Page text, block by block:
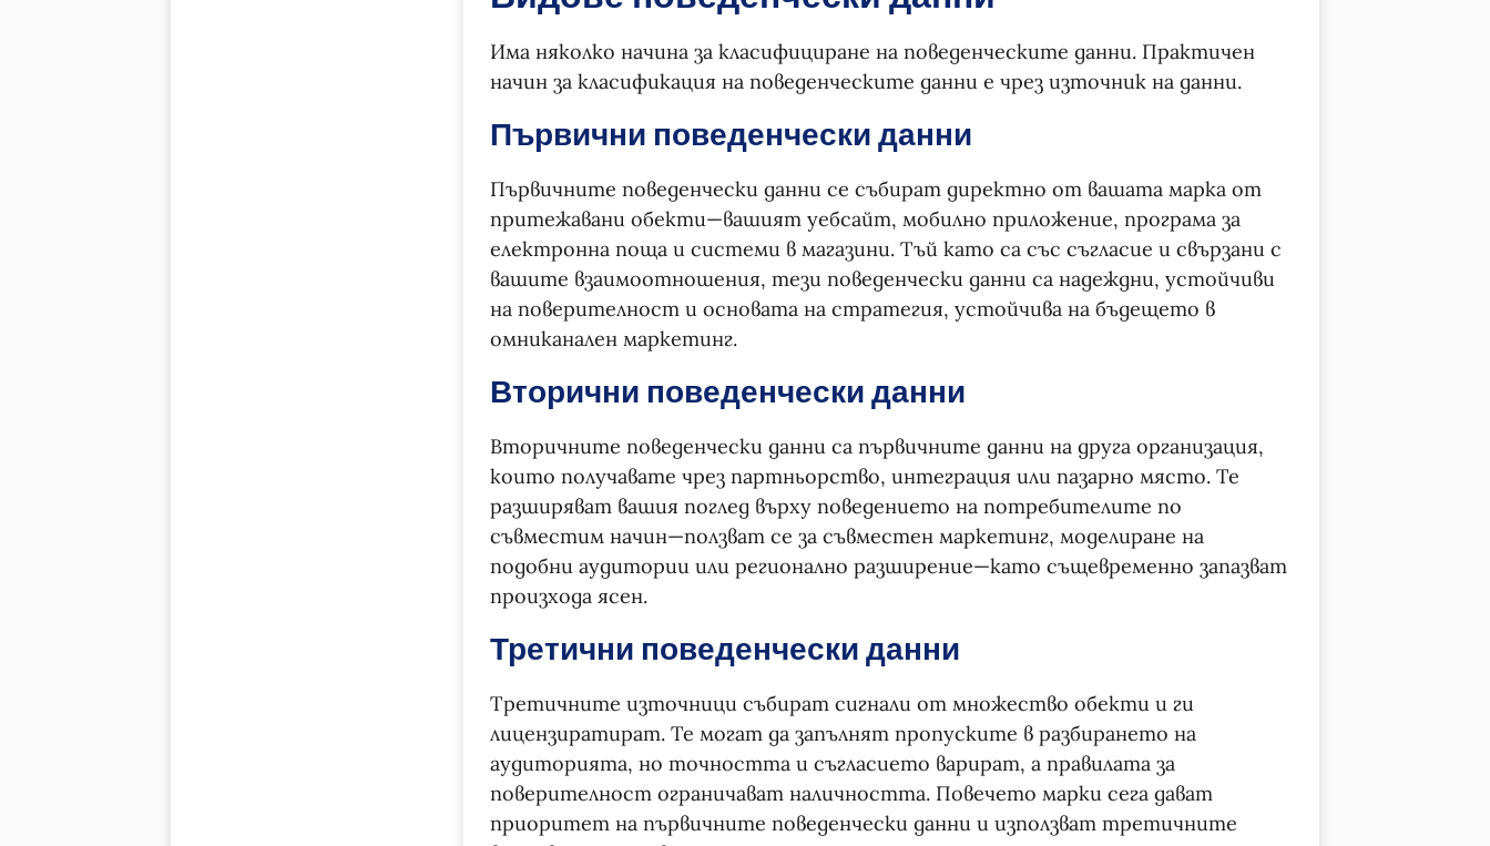
Има няколко начина за класифициране на поведенческите данни. Практичен
начин за класификация на поведенческите данни е чрез източник на данни.
Първични поведенчески данни
Първичните поведенчески данни се събират директно от вашата марка от
притежавани обекти—вашият уебсайт, мобилно приложение, програма за
електронна поща и системи в магазини. Тъй като са със съгласие и свързани с
вашите взаимоотношения, тези поведенчески данни са надеждни, устойчиви
на поверителност и основата на стратегия, устойчива на бъдещето в
омниканален маркетинг.
Вторични поведенчески данни
Вторичните поведенчески данни са първичните данни на друга организация,
които получавате чрез партньорство, интеграция или пазарно място. Те
разширяват вашия поглед върху поведението на потребителите по
съвместим начин—ползват се за съвместен маркетинг, моделиране на
подобни аудитории или регионално разширение—като същевременно запазват
произхода ясен.
Третични поведенчески данни
Третичните източници събират сигнали от множество обекти и ги
лицензиратират. Те могат да запълнят пропуските в разбирането на
аудиторията, но точността и съгласието варират, а правилата за
поверителност ограничават наличността. Повечето марки сега дават
приоритет на първичните поведенчески данни и използват третичните